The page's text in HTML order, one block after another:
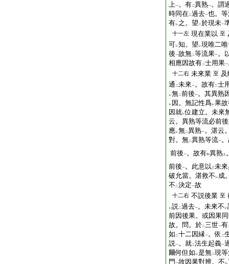
上一。有二異熟一。謂
時同在二過去一也。
有レ之。望 二於現未一
十一左 現在業以 至
可レ知。望 レ現唯二
後一故無二等流果一。
相應因故有二士用果一
十二右 未來業 至
通 二未來一。故有二士
レ無二前後一。其異熟
レ 因。無記性爲レ果
因就レ位建立。未來
云。異熟等流必前
應レ無二異熟一。湛云
對。無二異熟等流一
前後一。故有中異熟 上
前後一。此意以三未
破允當。湛救不 レ成
不 二決定一故
十二右 不説後業 至
レ説二過去一。未來不 レ
前因後果。或因果
故。問。於二三世一有
如 二十二因縁一。依 二
説一。就二法生起義一
爾何但如 レ是無二現
門 一故因果對辨。不 レ